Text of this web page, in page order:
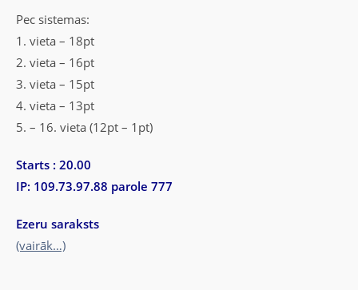
Pec sistemas:
1. vieta – 18pt
2. vieta – 16pt
3. vieta – 15pt
4. vieta – 13pt
5. – 16. vieta (12pt – 1pt)
Starts : 20.00
IP: 109.73.97.88 parole 777
Ezeru saraksts
(vairāk…)